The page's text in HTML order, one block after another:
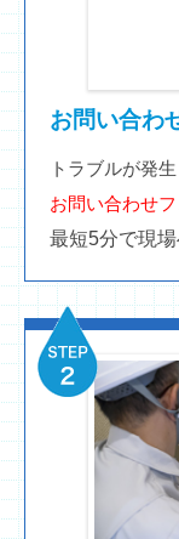
お問い合わ
トラブルが発生
お問い合わせ
最短5分で現場